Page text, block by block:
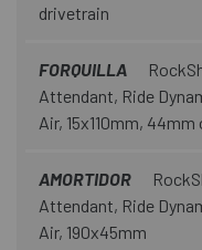
drivetrain
FORQUILLA
Attendant, Ride
Air, 15x110mm,
AMORTIDOR
Attendant, Ride
Air, 190x45mm